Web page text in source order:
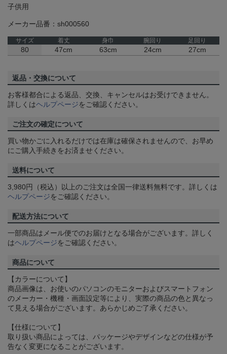
子供用
メーカー品番：sh000560
サイズ 着丈 身巾 腕回り 足回り
80 47cm 63cm 24cm 27cm
返品・交換について
お客様都合による返品、交換、キャンセルはお受けできません。
詳しくはヘルプページをご確認ください。
ご注文の確定について
買い物かごに入れるだけでは在庫は確保されませんので、お早め
にご購入手続きをお済ませください。
送料について
3,980円（税込）以上のご注文は全国一律送料無料です。詳しくは
ヘルプページをご確認ください。
配送方法について
一部商品はメール便でのお届けとなる場合がございます。詳しく
はヘルプページをご確認ください。
商品について
【カラーについて】
商品画像は、お使いのパソコンのモニターおよびスマートフォン
のメーカー・機種・画面設定等により、実際の商品の色と異なっ
て見える場合がございます。あらかじめご了承ください。
【仕様について】
取り扱い商品によっては、パッケージやデザインなどの仕様が予
告なく変更になることがございます。